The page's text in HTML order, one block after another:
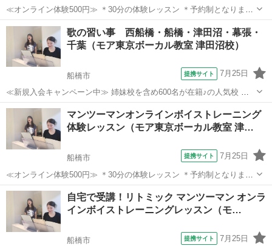
≪オンライン体験500円≫ ＊30分の体験レッスン ＊予約制となります
2008年開校後、首都圏にて延べ5000人以上が受講したミュージカル特
化のボイストレーニングレッスンが、スマートフォン・タブレットな
どを利用して、自宅...
千葉 船橋市 ボーカル
歌の習い事 西船橋・船橋・津田沼・幕張・
千葉（モア東京ボーカル教室 津田沼校）
船橋市 提携サイト 7月25日
≪新規入会キャンペーン中≫ 姉妹校を含め600名が在籍♪の人気校 講
師が30名も所属♪ （いろんな講師から学べる！） たった30分の体験レ
ッスンで「歌のコツ」をお教えします♪ 今なら♪「体験レッスン 500
円！」 ＊3...
千葉 船橋市 ボーカル
マンツーマンオンラインボイストレーニング
体験レッスン（モア東京ボーカル教室 津…
船橋市 提携サイト 7月25日
≪オンライン体験500円≫ ＊30分の体験レッスン ＊予約制となります
2008年開校後、首都圏にて延べ5000人以上が受講したミュージカル特
化のボイストレーニングレッスンが、スマートフォン・タブレットな
どを利用して、自宅...
千葉 船橋市 ボーカル
自宅で受講！リトミック マンツーマン オンラ
インボイストレーニングレッスン（モ…
船橋市 提携サイト 7月25日